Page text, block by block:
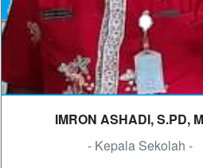
IMRON ASHADI, S.PD,
- Kepala Sekolah -